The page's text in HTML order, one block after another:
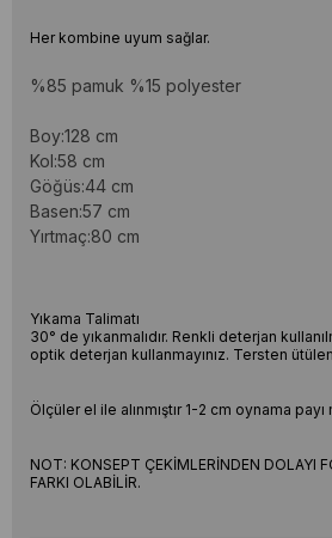
Her kombine uyum sağlar.
%85 pamuk %15 polyester
Boy:128 cm
Kol:58 cm
Göğüs:44 cm
Basen:57 cm
Yırtmaç:80 cm
Yıkama Talimatı
30° de yıkanmalıdır. Renkli deterjan
optik deterjan kullanmayınız. Tersten
Ölçüler el ile alınmıştır 1-2 cm oynama
NOT: KONSEPT ÇEKİMLERİNDEN DOLAYI
FARKI OLABİLİR.